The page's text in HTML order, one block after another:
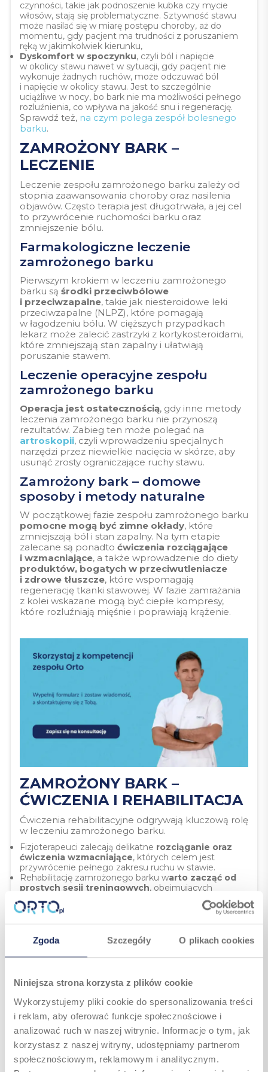
Zgoda Szczegóły O plikach cookies
Niniejsza strona korzysta z plików cookie
Wykorzystujemy pliki cookie do spersonalizowania treści
i reklam, aby oferować funkcje społecznościowe i
analizować ruch w naszej witrynie. Informacje o tym, jak
korzystasz z naszej witryny, udostępniamy partnerom
społecznościowym, reklamowym i analitycznym.
czynności, takie jak podnoszenie kubka czy mycie
włosów, stają się problematyczne. Sztywność stawu
może nasilać się w miarę postępu choroby, aż do
momentu, gdy pacjent ma trudności z poruszaniem
ręką w jakimkolwiek kierunku,
Dyskomfort w spoczynku, czyli ból i napięcie
w okolicy stawu nawet w sytuacji, gdy pacjent nie
wykonuje żadnych ruchów, może odczuwać ból
i napięcie w okolicy stawu. Jest to szczególnie
uciążliwe w nocy, bo bark nie ma możliwości pełnego
rozluźnienia, co wpływa na jakość snu i regenerację.
Sprawdź też, na czym polega zespół bolesnego
barku.
ZAMROŻONY BARK –
LECZENIE
Leczenie zespołu zamrożonego barku zależy od
stopnia zaawansowania choroby oraz nasilenia
objawów. Często terapia jest długotrwała, a jej cel
to przywrócenie ruchomości barku oraz
zmniejszenie bólu.
Farmakologiczne leczenie
zamrożonego barku
Pierwszym krokiem w leczeniu zamrożonego
barku są środki przeciwbólowe
i przeciwzapalne, takie jak niesteroidowe leki
przeciwzapalne (NLPZ), które pomagają
w łagodzeniu bólu. W cięższych przypadkach
lekarz może zalecić zastrzyki z kortykosteroidami,
które zmniejszają stan zapalny i ułatwiają
poruszanie stawem.
Leczenie operacyjne zespołu
zamrożonego barku
Operacja jest ostatecznością, gdy inne metody
leczenia zamrożonego barku nie przynoszą
rezultatów. Zabieg ten może polegać na
artroskopii, czyli wprowadzeniu specjalnych
narzędzi przez niewielkie nacięcia w skórze, aby
usunąć zrosty ograniczające ruchy stawu.
Zamrożony bark – domowe
sposoby i metody naturalne
W początkowej fazie zespołu zamrożonego barku
pomocne mogą być zimne okłady, które
zmniejszają ból i stan zapalny. Na tym etapie
zalecane są ponadto ćwiczenia rozciągające
i wzmacniające, a także wprowadzenie do diety
produktów, bogatych w przeciwutleniacze
i zdrowe tłuszcze, które wspomagają
regenerację tkanki stawowej. W fazie zamrażania
z kolei wskazane mogą być ciepłe kompresy,
które rozluźniają mięśnie i poprawiają krążenie.
ZAMROŻONY BARK –
ĆWICZENIA I REHABILITACJA
Ćwiczenia rehabilitacyjne odgrywają kluczową rolę
w leczeniu zamrożonego barku.
Fizjoterapeuci zalecają delikatne rozciąganie oraz
ćwiczenia wzmacniające, których celem jest
przywrócenie pełnego zakresu ruchu w stawie.
Rehabilitację zamrożonego barku warto zacząć od
prostych sesji treningowych, obejmujących
wymachy ramionami, unoszenie ramion, rotację
barków.
Ważne, aby
ćwiczenia były wykonywane regularnie
nadmiernego obciążenia barku.
W niektórych przypadkach pomocne mogą być
terapie wspomagające, takie jak terapia
terapeutyczny.
JAK RADZIĆ SOBIE
Z ZAMROŻONYM BARKIEM?
PODSUMOWANIE
Zamrożony bark to uciążliwe schorzenie, które
może znacząco wpływać na codzienne życie.